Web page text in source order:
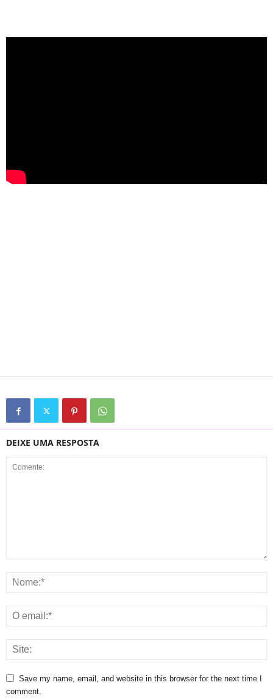
DEIXE UMA RESPOSTA
Save my name, email, and website in this browser for the next time I
comment.